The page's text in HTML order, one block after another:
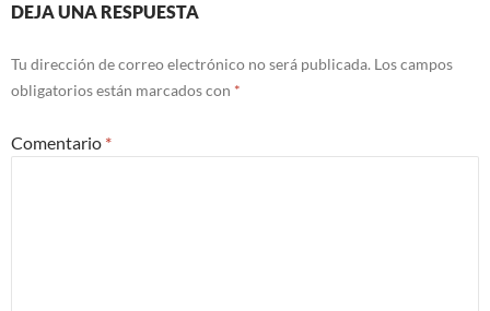
DEJA UNA RESPUESTA
Tu dirección de correo electrónico no será publicada. Los campos
obligatorios están marcados con *
Comentario *